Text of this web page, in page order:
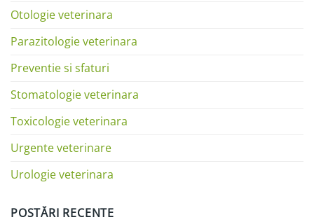
Otologie veterinara
Parazitologie veterinara
Preventie si sfaturi
Stomatologie veterinara
Toxicologie veterinara
Urgente veterinare
Urologie veterinara
POSTĂRI RECENTE